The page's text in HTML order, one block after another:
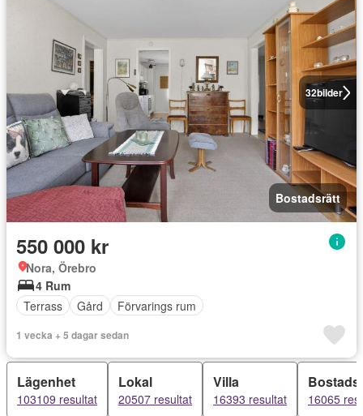
32bilder
Bostadsrätt
550 000 kr
Nora, Örebro
4 Rum
Terrass
Gård Förvarings rum
1 vecka + 5 dagar sedan
Lägenhet
103109 resultat
Lokal
20507 resultat
Villa
16393 resultat 16065